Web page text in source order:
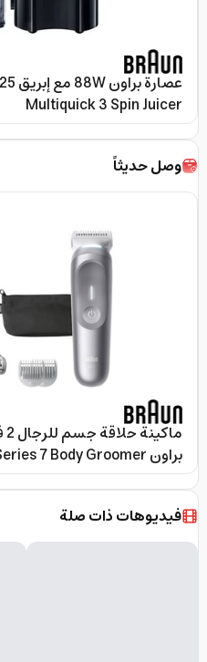
Multiquick 3 Spin Juicer
وصل حديثاً
براون Braun Series 7 Body Groomer
فيديوهات ذات صلة